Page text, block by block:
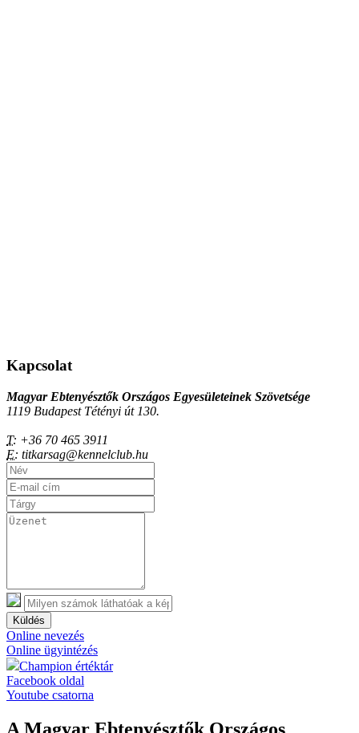
Kapcsolat
Magyar Ebtenyésztők Országos Egyesületeinek Szövetsége
1119 Budapest Tétényi út 130.
T: +36 70 465 3911
E: titkarsag@kennelclub.hu
Küldés
Online nevezés
Online ügyintézés
Champion értéktár
Facebook oldal
Youtube csatorna
A Magyar Ebtenyésztők Országos